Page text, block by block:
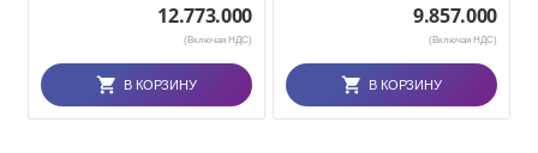
12.773.000
(Включая НДС)
В КОРЗИНУ
9.857.000
(Включая НДС)
В КОРЗИНУ